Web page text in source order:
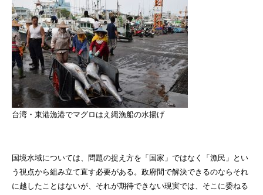
台湾・東港漁港でマグロはえ縄漁船の水揚げ
国境水域については、問題の捉え方を「国家」ではなく「漁民」とい
う視点から組み立て直す必要がある。政府間で解決できるのならそれ
に越したことはないが、それが期待できない現実では、そこに委ねる